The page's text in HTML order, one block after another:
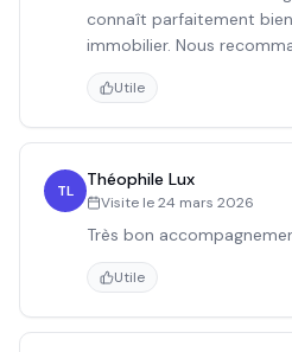
connaît parfaitement
immobilier. Nous
Utile
TL
Théophile Lux
Visite le24 mars 2026
Très bon
Utile